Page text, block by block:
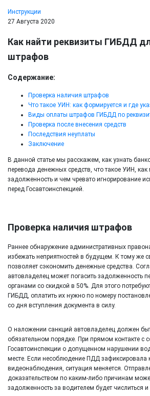
Инструкции
27 Августа 2020
Как найти реквизиты ГИБДД
штрафов
Содержание:
Проверка наличия штрафов
Что такое УИН: как формируется и где
Виды оплаты штрафов ГИБДД по
Проверка после внесения средств
Последствия неуплаты
Заключение
В данной статье мы расскажем, как узнать
перевода денежных средств, что такое УИН,
задолженность и чем чревато игнорирование
перед Госавтоинспекцией.
Проверка наличия штрафов
Раннее обнаружение административных
избежать неприятностей в будущем. К тому же
позволяет сэкономить денежные средства.
автовладелец может погасить задолженность
органами со скидкой в 50%. Для этого
ГИБДД, оплатить их нужно по номеру
со дня вступления документа в силу.
О наложении санкций автовладелец должен
обязательном порядке. При прямом контакте с
Госавтоинспекции о допущенном нарушении
месте. Если несоблюдение ПДД зафиксировала
видеонаблюдения, ситуация меняется.
доказательством по каким-либо причинам
задолженность за водителем будет числиться и